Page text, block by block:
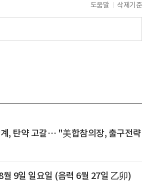
도움말 삭제기준
, 탄약 고갈… "美합참의장, 출구전략
9일 일요일 (음력 6월 27일 乙卯)